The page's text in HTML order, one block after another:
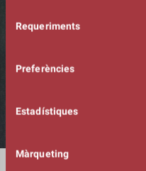
Requeriments
Preferències
Estadístiques
Màrqueting